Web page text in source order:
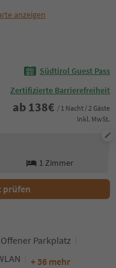
anzeigen
Südtirol Guest Pass
Zertifizierte Barrierefreiheit
ab 138€ / 1 Nacht / 2 Gäste
Inkl. MwSt.
1 Zimmer
prüfen
Offener Parkplatz
+ 36 mehr